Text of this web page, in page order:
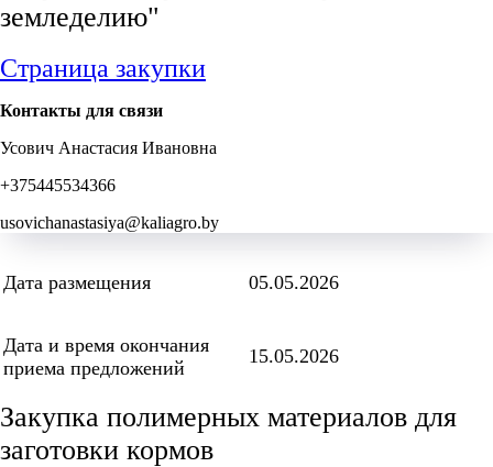
земледелию"
Страница закупки
Контакты для связи
Усович Анастасия Ивановна
+375445534366
usovichanastasiya@kaliagro.by
Дата размещения 05.05.2026
Дата и время окончания
приема предложений
15.05.2026
Закупка полимерных материалов для
заготовки кормов